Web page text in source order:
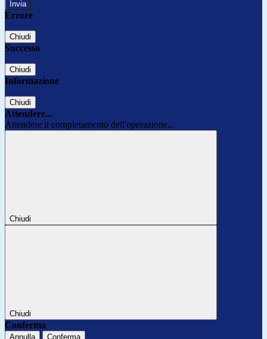
Errore
Chiudi
Successo
Chiudi
Informazione
Chiudi
Attendere...
Attendere il completamento dell'operazione...
Chiudi
Chiudi
Conferma
Annulla Conferma